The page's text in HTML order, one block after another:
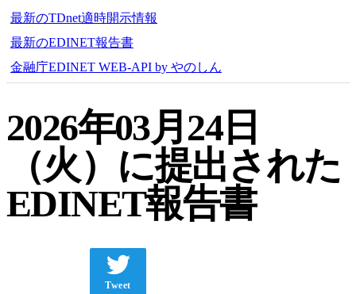
最新のTDnet適時開示情報
最新のEDINET報告書
金融庁EDINET WEB-API by やのしん
2026年03月24日
（火）に提出された
EDINET報告書
Tweet